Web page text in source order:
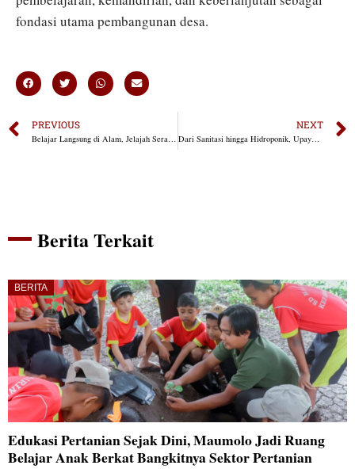
fondasi utama pembangunan desa.
PREVIOUS NEXT
Dari Sanitasi hingga Hidroponik, Upaya YFMG Bangun Kemandirian Warga Maumolo
Berita Terkait
BERITA
Edukasi Pertanian Sejak Dini, Maumolo Jadi Ruang
Belajar Anak Berkat Bangkitnya Sektor Pertanian